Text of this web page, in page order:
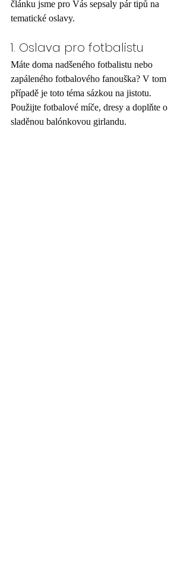
článku jsme pro Vás sepsaly pár tipů na
tematické oslavy.
1. Oslava pro fotbalistu
Máte doma nadšeného fotbalistu nebo
zapáleného fotbalového fanouška? V tom
případě je toto téma sázkou na jistotu.
Použijte fotbalové míče, dresy a doplňte o
sladěnou balónkovou girlandu.